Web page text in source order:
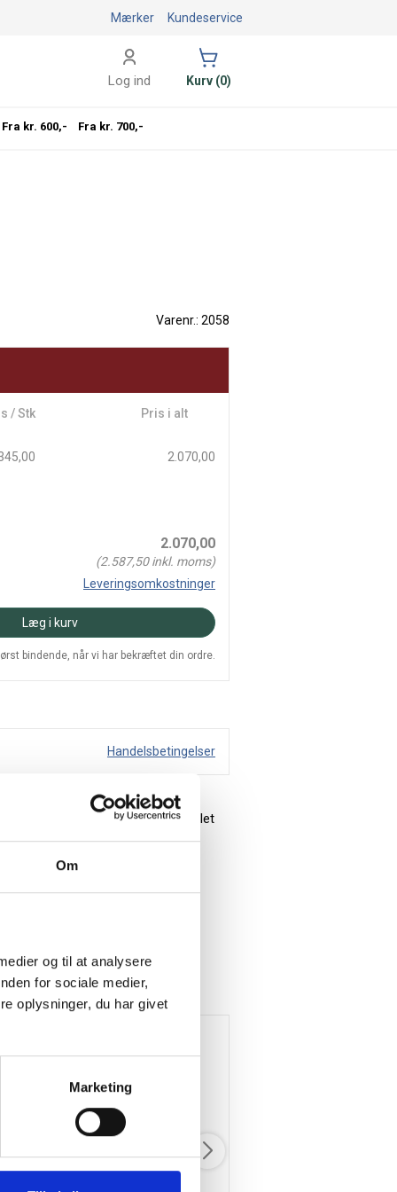
Om
og til at analysere
for sociale medier,
oplysninger, du har givet
Marketing
Varenr.: 2058
/ Stk Pris i alt
2.070,00
2.070,00
(2.587,50inkl. moms)
Leveringsomkostninger
Læg i kurv
bindende, når vi har bekræftet din ordre.
Handelsbetingelser
i egetræ og varmebehandlet
skal være
Kundeservice
Mærker
Log ind Kurv (0)
Fra kr. 600,- Fra kr. 700,-